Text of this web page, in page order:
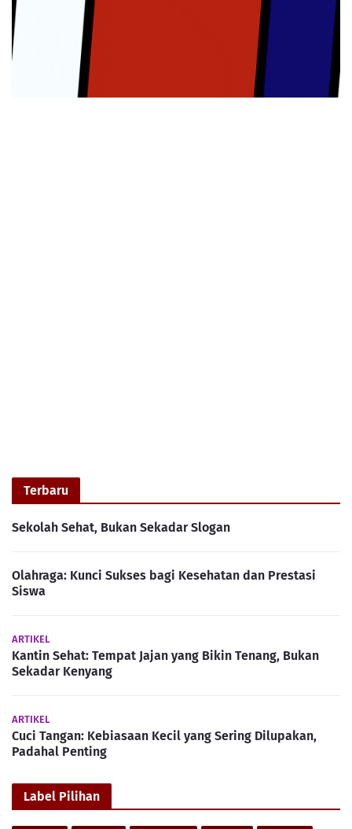
Terbaru
Sekolah Sehat, Bukan Sekadar Slogan
Olahraga: Kunci Sukses bagi Kesehatan dan Prestasi
Siswa
ARTIKEL
Kantin Sehat: Tempat Jajan yang Bikin Tenang, Bukan
Sekadar Kenyang
ARTIKEL
Cuci Tangan: Kebiasaan Kecil yang Sering Dilupakan,
Padahal Penting
Label Pilihan